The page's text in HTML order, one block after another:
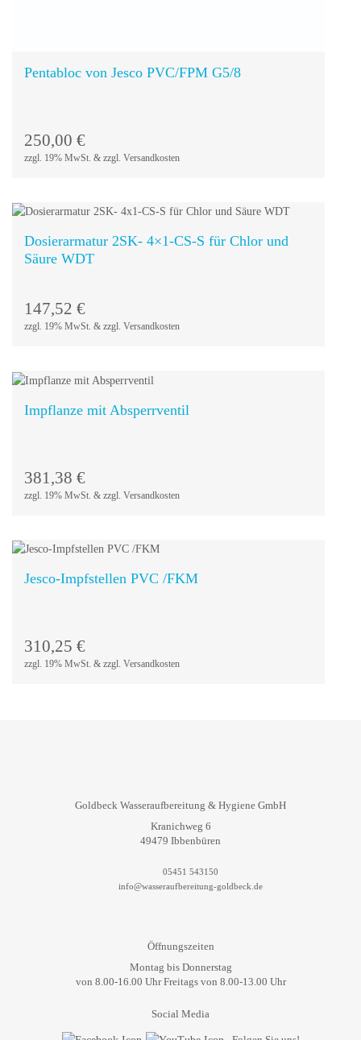
Pentabloc von Jesco PVC/FPM G5/8
250,00 €
zzgl. 19% MwSt. & zzgl. Versandkosten
Dosierarmatur 2SK- 4×1-CS-S für Chlor und
Säure WDT
147,52 €
zzgl. 19% MwSt. & zzgl. Versandkosten
Impflanze mit Absperrventil
381,38 €
zzgl. 19% MwSt. & zzgl. Versandkosten
Jesco-Impfstellen PVC /FKM
310,25 €
zzgl. 19% MwSt. & zzgl. Versandkosten
Goldbeck Wasseraufbereitung & Hygiene GmbH
Kranichweg 6
49479 Ibbenbüren
05451 543150
info@wasseraufbereitung-goldbeck.de
Öffnungszeiten
Montag bis Donnerstag
von 8.00-16.00 Uhr Freitags von 8.00-13.00 Uhr
Social Media